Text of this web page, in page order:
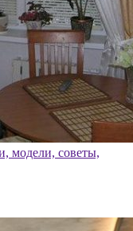
модели, советы,